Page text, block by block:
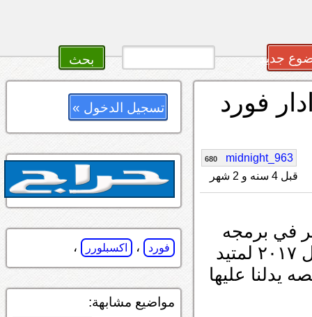
جديد
فورد
midnight_963
680
قبل 4 سنه و 2 شهر
في برمجه
عليها
تسجيل الدخول »
فورد ، اكسبلورر ،
مواضيع مشابهة: